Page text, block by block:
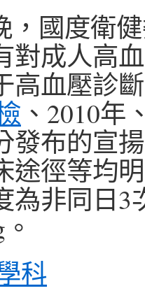
，國度衛
對成人高
高血壓診
、2010年
發布的宣
途徑等均
為非同日3
科